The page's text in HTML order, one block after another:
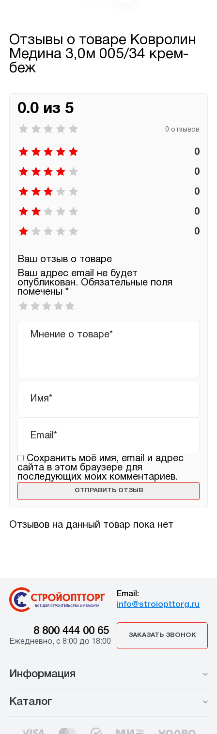
Отзывы о товаре Ковролин
Медина 3,0м 005/34 крем-
беж
Отзывов на данный товар пока нет
0.0 из 5
0 отзывов
0
0
0
0
0
Ваш отзыв о товаре
Ваш адрес email не будет
опубликован. Обязательные поля
помечены *
Ваша
оценка
отзыв
Сохранить моё имя, email и адрес
сайта в этом браузере для
последующих моих комментариев.
Email:
info@stroiopttorg.ru
8 800 444 00 65
Ежедневно, с 8:00 до 18:00
ЗАКАЗАТЬ ЗВОНОК
Информация
Каталог